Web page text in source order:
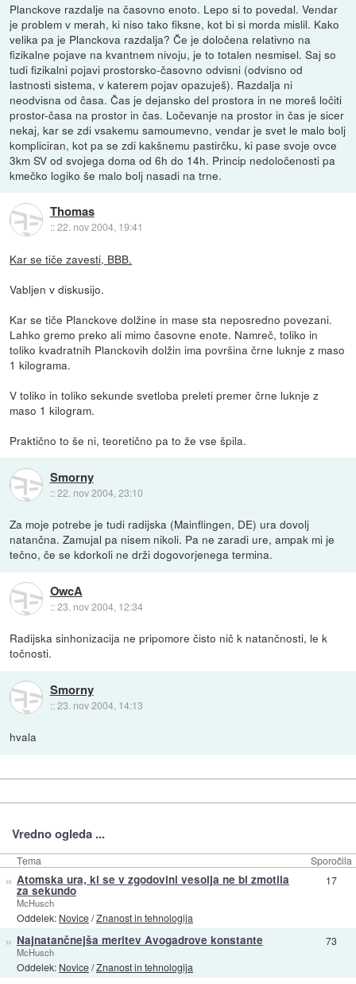
Planckove razdalje na časovno enoto. Lepo si to povedal. Vendar
je problem v merah, ki niso tako fiksne, kot bi si morda mislil. Kako
velika pa je Planckova razdalja? Če je določena relativno na
fizikalne pojave na kvantnem nivoju, je to totalen nesmisel. Saj so
tudi fizikalni pojavi prostorsko-časovno odvisni (odvisno od
lastnosti sistema, v katerem pojav opazuješ). Razdalja ni
neodvisna od časa. Čas je dejansko del prostora in ne moreš ločiti
prostor-časa na prostor in čas. Ločevanje na prostor in čas je sicer
nekaj, kar se zdi vsakemu samoumevno, vendar je svet le malo bolj
kompliciran, kot pa se zdi kakšnemu pastirčku, ki pase svoje ovce
3km SV od svojega doma od 6h do 14h. Princip nedoločenosti pa
kmečko logiko še malo bolj nasadi na trne.
Thomas
::22. nov 2004, 19:41
Kar se tiče zavesti, BBB.
Vabljen v diskusijo.
Kar se tiče Planckove dolžine in mase sta neposredno povezani.
Lahko gremo preko ali mimo časovne enote. Namreč, toliko in
toliko kvadratnih Planckovih dolžin ima površina črne luknje z maso
1 kilograma.
V toliko in toliko sekunde svetloba preleti premer črne luknje z
maso 1 kilogram.
Praktično to še ni, teoretično pa to že vse špila.
Smorny
::22. nov 2004, 23:10
Za moje potrebe je tudi radijska (Mainflingen, DE) ura dovolj
natančna. Zamujal pa nisem nikoli. Pa ne zaradi ure, ampak mi je
tečno, če se kdorkoli ne drži dogovorjenega termina.
OwcA
::23. nov 2004, 12:34
Radijska sinhonizacija ne pripomore čisto nič k natančnosti, le k
točnosti.
Smorny
::23. nov 2004, 14:13
hvala
Vredno ogleda ...
Tema Sporočila
» Atomska ura, ki se v zgodovini vesolja ne bi zmotila
za sekundo
McHusch
Oddelek: Novice/Znanost in tehnologija
17
» Najnatančnejša meritev Avogadrove konstante
McHusch
Oddelek: Novice/Znanost in tehnologija
73